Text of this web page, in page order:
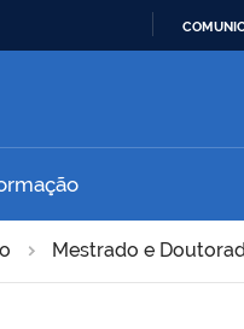
Mestrado e